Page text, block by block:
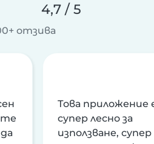
4,7 / 5
отзива
Това приложение
супер лесно за
използване, супер